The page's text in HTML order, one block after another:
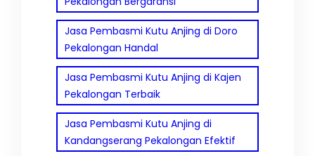
Jasa Pembasmi Kutu Anjing di Doro
Pekalongan Handal
Jasa Pembasmi Kutu Anjing di Kajen
Pekalongan Terbaik
Jasa Pembasmi Kutu Anjing di
Kandangserang Pekalongan Efektif